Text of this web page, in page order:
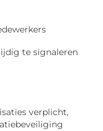
te signaleren
verplicht,